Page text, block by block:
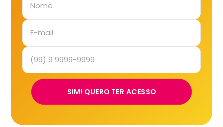
SIM! QUERO TER ACESSO